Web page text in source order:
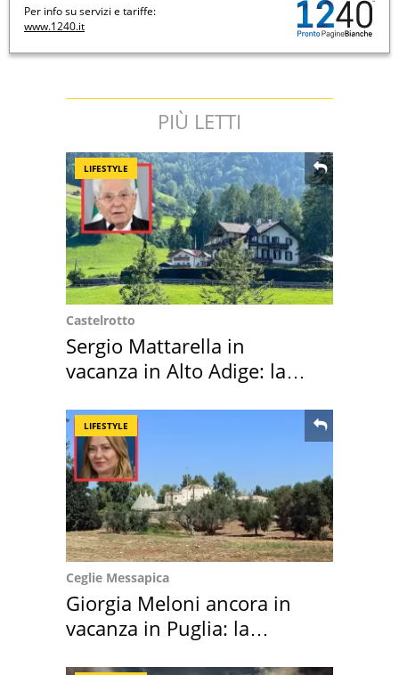
Per info su servizi e tariffe:
www.1240.it
PIÙ LETTI
LIFESTYLE
Castelrotto
Sergio Mattarella in
vacanza in Alto Adige: la
LIFESTYLE
Ceglie Messapica
Giorgia Meloni ancora in
vacanza in Puglia: la